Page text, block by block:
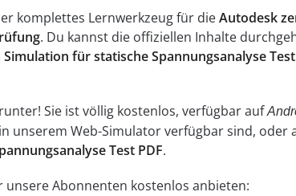
komplettes Lernwerkzeug für dieAutodesk
. Du kannst die offiziellen Inhalte
für statische Spannungsanalyse Test
Sie ist völlig kostenlos, verfügbar auf
unserem Web-Simulator verfügbar sind, oder
Test PDF.
unsere Abonnenten kostenlos anbieten: